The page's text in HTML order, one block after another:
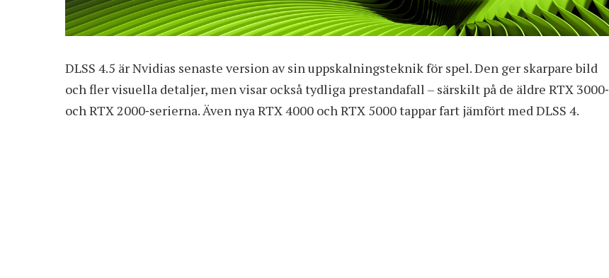
DLSS 4.5 är Nvidias senaste version av sin uppskalningsteknik för spel. Den ger skarpare bild
och fler visuella detaljer, men visar också tydliga prestandafall – särskilt på de äldre RTX 3000‑
och RTX 2000‑serierna. Även nya RTX 4000 och RTX 5000 tappar fart jämfört med DLSS 4.